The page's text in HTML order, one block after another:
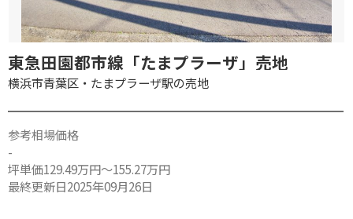
東急田園都市線「たまプラーザ」売地
横浜市青葉区・たまプラーザ駅の売地
参考相場価格
-
坪単価129.49万円～155.27万円
最終更新日2025年09月26日